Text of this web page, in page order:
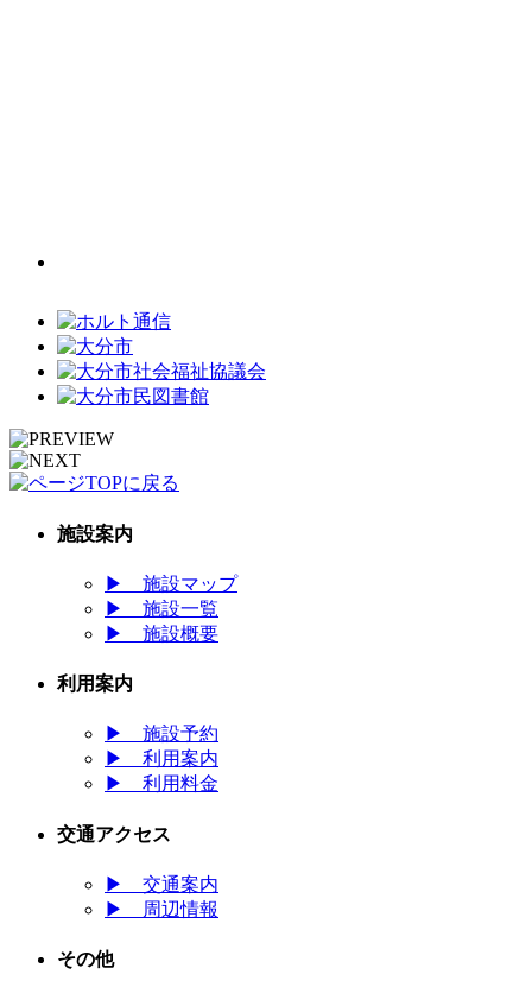
施設案内
▶ 施設マップ
▶ 施設一覧
▶ 施設概要
利用案内
▶ 施設予約
▶ 利用案内
▶ 利用料金
交通アクセス
▶ 交通案内
▶
周辺情報
その他